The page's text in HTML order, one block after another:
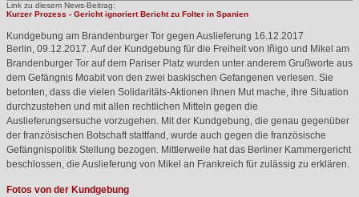
Link zu diesem News-Beitrag:
Kurzer Prozess - Gericht ignoriert Bericht zu Folter in Spanien
Kundgebung am Brandenburger Tor gegen Auslieferung 16.12.2017
Berlin, 09.12.2017. Auf der Kundgebung für die Freiheit von Iñigo und Mikel am
Brandenburger Tor auf dem Pariser Platz wurden unter anderem Grußworte aus
dem Gefängnis Moabit von den zwei baskischen Gefangenen verlesen. Sie
betonten, dass die vielen Solidaritäts-Aktionen ihnen Mut mache, ihre Situation
durchzustehen und mit allen rechtlichen Mitteln gegen die
Auslieferungsersuche vorzugehen. Mit der Kundgebung, die genau gegenüber
der französischen Botschaft stattfand, wurde auch gegen die französische
Gefängnispolitik Stellung bezogen. Mittlerweile hat das Berliner Kammergericht
beschlossen, die Auslieferung von Mikel an Frankreich für zulässig zu erklären.
Fotos von der Kundgebung